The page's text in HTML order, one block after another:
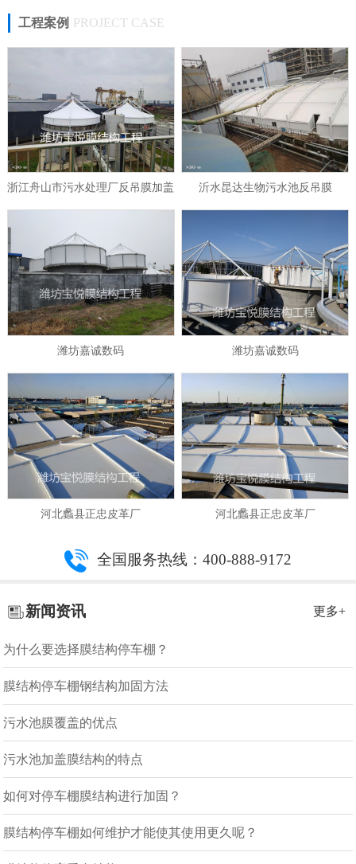
工程案例 PROJECT CASE
浙江舟山市污水处理厂反吊膜加盖 沂水昆达生物污水池反吊膜
潍坊嘉诚数码 潍坊嘉诚数码
河北蠡县正忠皮革厂 河北蠡县正忠皮革厂
全国服务热线：400-888-9172
新闻资讯 更多+
为什么要选择膜结构停车棚？
膜结构停车棚钢结构加固方法
污水池膜覆盖的优点
污水池加盖膜结构的特点
如何对停车棚膜结构进行加固？
膜结构停车棚如何维护才能使其使用更久呢？